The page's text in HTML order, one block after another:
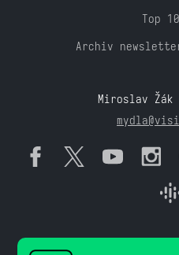
Top
Archiv
Miroslav Žák